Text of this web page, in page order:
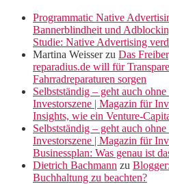
Programmatic Native
Bannerblindheit und
Studie: Native Advertising
Martina Weisserzu Das
reparadius.de will für
Fahrradreparaturen sorgen
Selbstständig – geht auch
Investorszene | Magazin für
Insights, wie ein Venture-
Selbstständig – geht auch
Investorszene | Magazin für
Businessplan: Was genau ist
Dietrich Bachmann zu
Buchhaltung zu beachten?